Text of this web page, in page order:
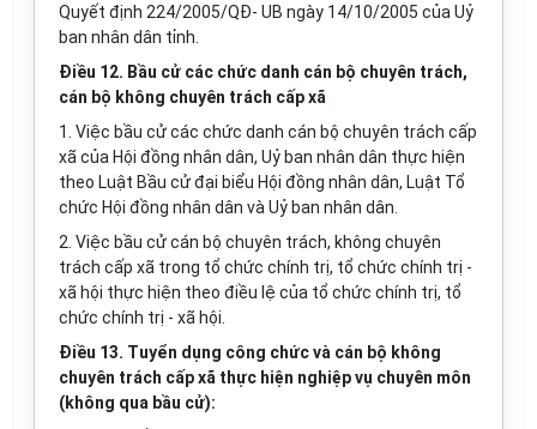
Quyết định 224/2005/QĐ- UB ngày 14/10/2005 của Uỷ
ban nhân dân tỉnh.
Điều 12. Bầu cử các chức danh cán bộ chuyên trách,
cán bộ không chuyên trách cấp xã
1. Việc bầu cử các chức danh cán bộ chuyên trách cấp
xã của Hội đồng nhân dân, Uỷ ban nhân dân thực hiện
theo Luật Bầu cử đại biểu Hội đồng nhân dân, Luật Tổ
chức Hội đồng nhân dân và Uỷ ban nhân dân.
2. Việc bầu cử cán bộ chuyên trách, không chuyên
trách cấp xã trong tổ chức chính trị, tổ chức chính trị -
xã hội thực hiện theo điều lệ của tổ chức chính trị, tổ
chức chính trị - xã hội.
Điều 13. Tuyển dụng công chức và cán bộ không
chuyên trách cấp xã thực hiện nghiệp vụ chuyên môn
(không qua bầu cử):